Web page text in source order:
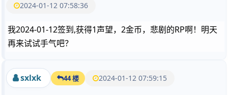
2024-01-12 07:58:36
我2024-01-12签到,获得1声望，2金币，悲剧的RP啊！明天
再来试试手气吧？
sxlxk 44 楼 2024-01-12 07:59:15